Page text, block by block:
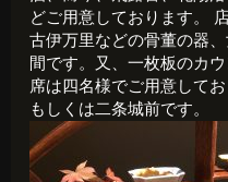
どご用意しております。
古伊万里などの骨董の器
間です。又、一枚板のカ
席は四名様でご用意して
もしくは二条城前です。